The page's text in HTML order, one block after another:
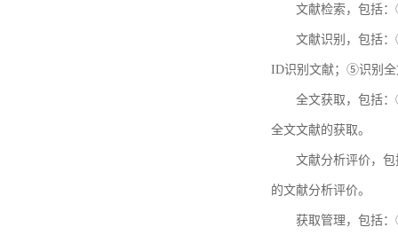
文献检索，包括
文献识别，包括
ID识别文献；⑤识别全
全文获取，包括
全文文献的获取。
文献分析评价，
的文献分析评价。
获取管理，包括